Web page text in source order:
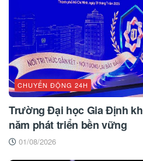
CHUYỂN ĐỘNG 24H
Trường Đại học Gia Định
năm phát triển bền vững
01/08/2026